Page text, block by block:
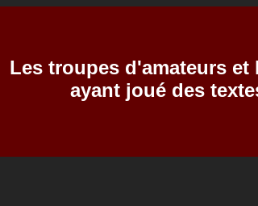
Les troupes d'amateurs
ayant joué des